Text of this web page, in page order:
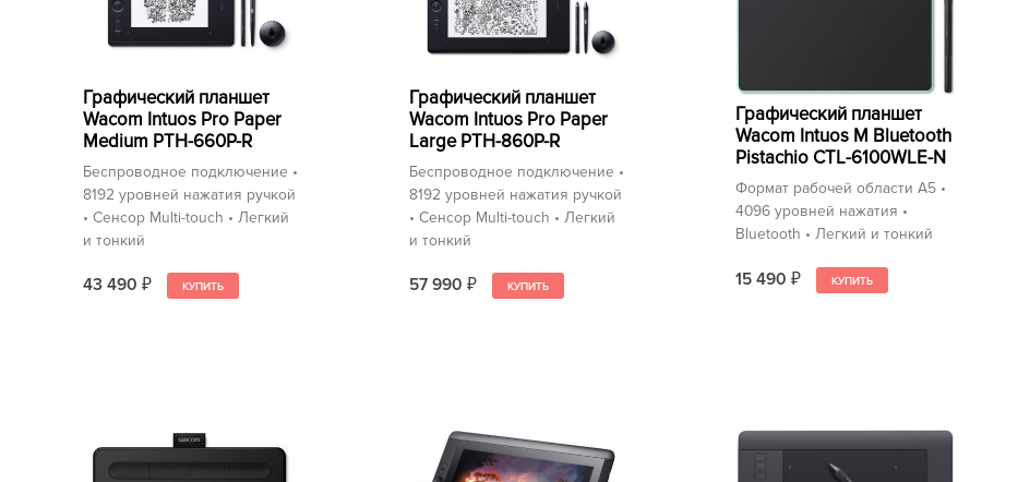
Графический планшет
Wacom Intuos Pro Paper
Medium PTH-660P-R
Беспроводное подключение •
8192 уровней нажатия ручкой
• Сенсор Multi-touch • Легкий
и тонкий
43 490 ₽
Графический планшет
Wacom Intuos Pro Paper
Large PTH-860P-R
Беспроводное подключение •
8192 уровней нажатия ручкой
• Сенсор Multi-touch • Легкий
и тонкий
57 990 ₽
Графический планшет
Wacom Intuos M Bluetooth
Pistachio CTL-6100WLE-N
Формат рабочей области A5 •
4096 уровней нажатия •
Bluetooth • Легкий и тонкий
15 490 ₽